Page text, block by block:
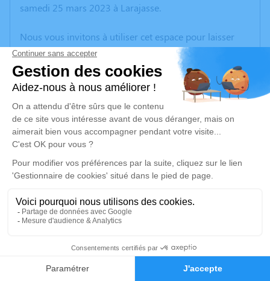
Faire-part Hommages
samedi 25 mars 2023 à Larajasse.
Nous vous invitons à utiliser cet espace pour laisser
vos condoléances, partager des photos souvenirs, une
anecdote ou exprimer vos pensées à travers des
poèmes ou des textes. Cet endroit est un lieu
d'expression dédié à honorer la mémoire d’André
PATOUILLARD.
Cérémonie religieuse
Église Sainte Anne de Larajasse
69590 Larajasse
Je rends hommage